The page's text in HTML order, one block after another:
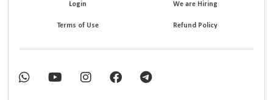
Login We are Hiring
Terms of Use Refund Policy